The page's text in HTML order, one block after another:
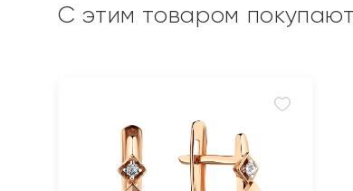
С этим товаром покупают